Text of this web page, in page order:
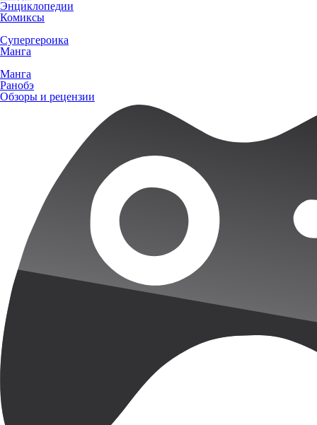
Энциклопедии
Комиксы
Супергероика
Манга
Манга
Ранобэ
Обзоры и рецензии